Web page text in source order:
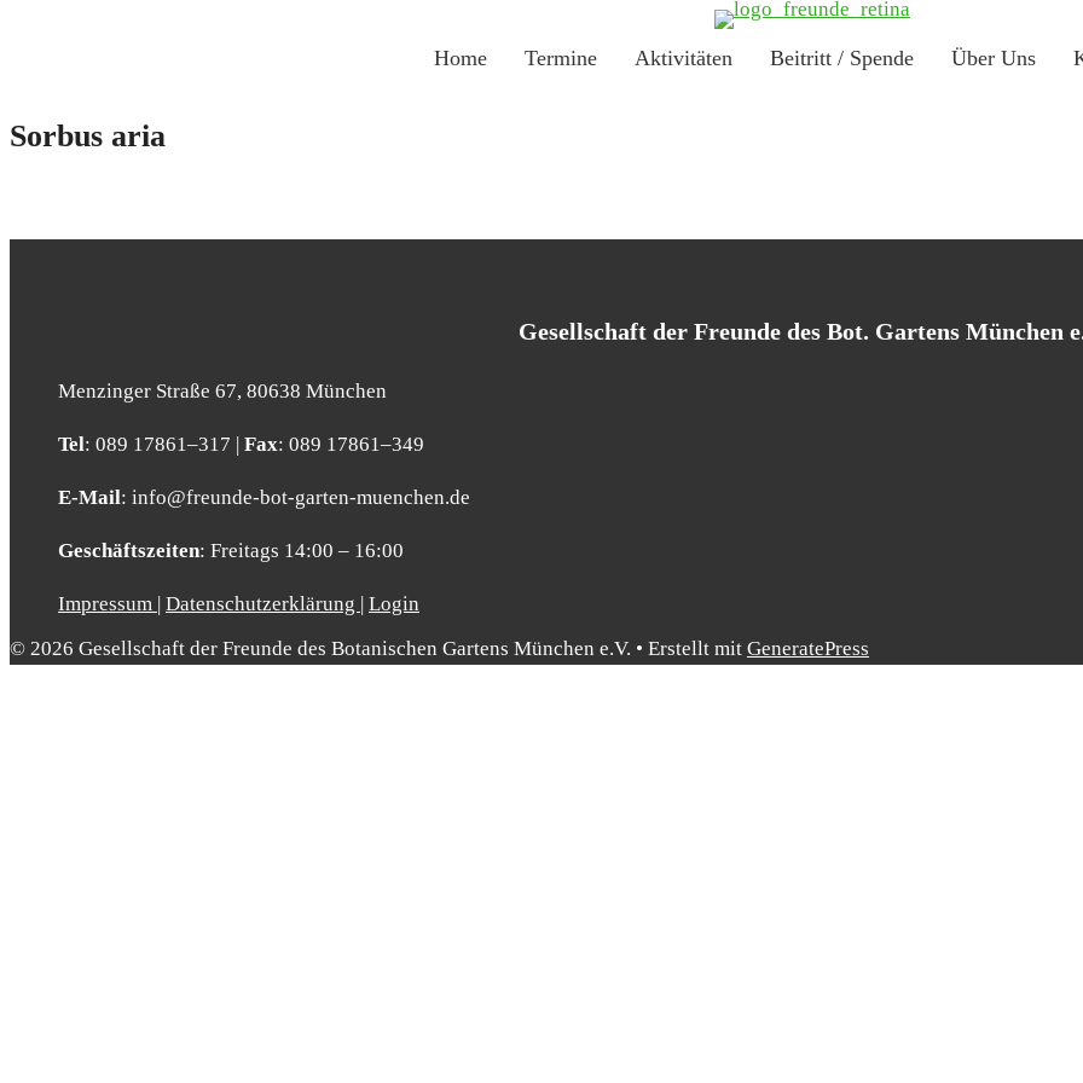
Home Ter­mi­ne Akti­vi­tä­ten Bei­tritt / Spen­de Über Uns
Sor­bus aria
Gesell­schaft der Freun­de des Bot. Gar­tens Mün­chen
Men­zin­ger Stra­ße 67, 80638 Mün­chen
Tel: 089 17861–317 | Fax: 089 17861–349
E‑Mail: info@​freunde-​bot-​garten-​muenchen.​de
Geschäfts­zei­ten: Frei­tags 14:00 – 16:00
Impressum Datenschutzerklärung
Login
© 2026 Gesellschaft der Freunde des Botanischen Gartens München e.V. • Erstellt mit GeneratePress